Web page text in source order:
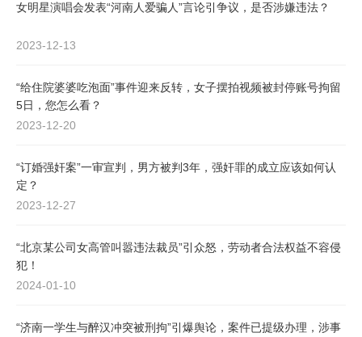
女明星演唱会发表“河南人爱骗人”言论引争议，是否涉嫌违法？
2023-12-13
“给住院婆婆吃泡面”事件迎来反转，女子摆拍视频被封停账号拘留
5日，您怎么看？
2023-12-20
“订婚强奸案”一审宣判，男方被判3年，强奸罪的成立应该如何认
定？
2023-12-27
“北京某公司女高管叫嚣违法裁员”引众怒，劳动者合法权益不容侵
犯！
2024-01-10
“济南一学生与醉汉冲突被刑拘”引爆舆论，案件已提级办理，涉事